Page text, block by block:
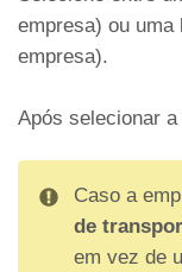
empresa) ou uma
empresa).
Após selecionar
Caso a
de
em vez de